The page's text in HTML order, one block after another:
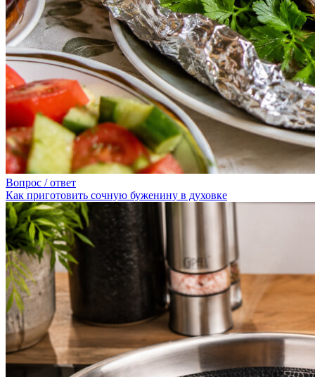
Вопрос / ответ
Как приготовить сочную буженину в духовке